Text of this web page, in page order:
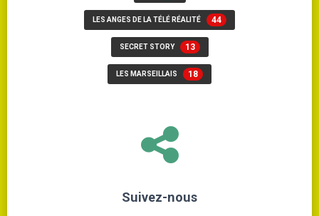
LES ANGES DE LA TÉLÉ RÉALITÉ 44
SECRET STORY 13
LES MARSEILLAIS 18
Suivez-nous